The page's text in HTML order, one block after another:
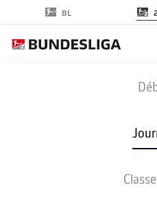
BL
WOB -
COMPOSITIONS